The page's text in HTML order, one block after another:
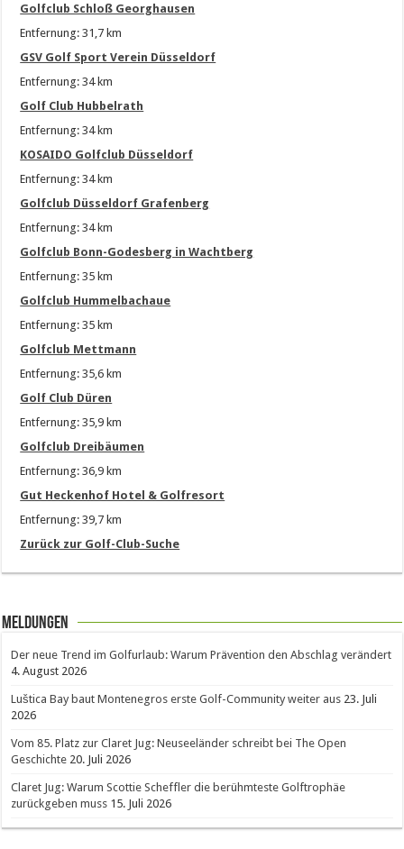
Golfclub Schloß Georghausen
Entfernung: 31,7 km
GSV Golf Sport Verein Düsseldorf
Entfernung: 34 km
Golf Club Hubbelrath
Entfernung: 34 km
KOSAIDO Golfclub Düsseldorf
Entfernung: 34 km
Golfclub Düsseldorf Grafenberg
Entfernung: 34 km
Golfclub Bonn-Godesberg in Wachtberg
Entfernung: 35 km
Golfclub Hummelbachaue
Entfernung: 35 km
Golfclub Mettmann
Entfernung: 35,6 km
Golf Club Düren
Entfernung: 35,9 km
Golfclub Dreibäumen
Entfernung: 36,9 km
Gut Heckenhof Hotel & Golfresort
Entfernung: 39,7 km
Zurück zur Golf-Club-Suche
Meldungen
Der neue Trend im Golfurlaub: Warum Prävention den Abschlag verändert
4. August 2026
Luštica Bay baut Montenegros erste Golf-Community weiter aus 23. Juli
2026
Vom 85. Platz zur Claret Jug: Neuseeländer schreibt bei The Open
Geschichte 20. Juli 2026
Claret Jug: Warum Scottie Scheffler die berühmteste Golftrophäe
zurückgeben muss 15. Juli 2026